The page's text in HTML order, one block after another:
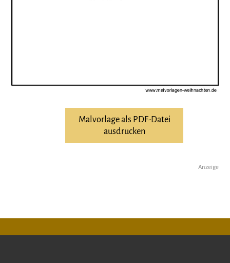
Malvorlage als PDF-Datei
ausdrucken
Anzeige